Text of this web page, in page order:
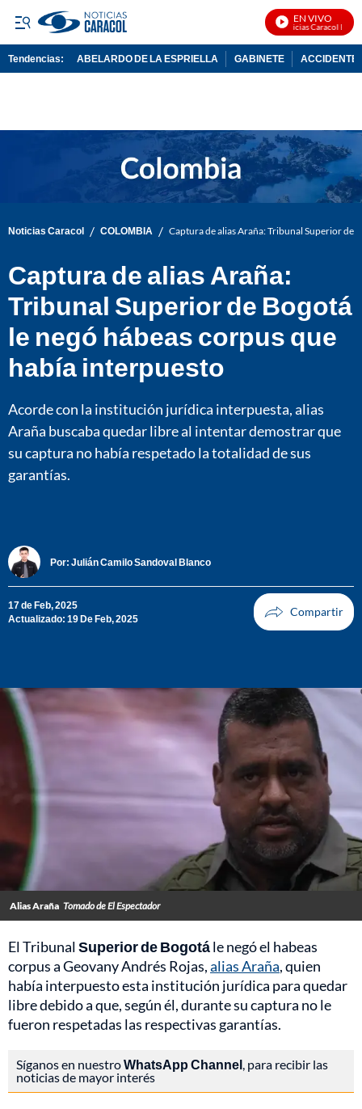
EN VIVO
Noticias Caracol En Vivo
Tendencias: ABELARDO DE LA ESPRIELLA GABINETE ACCIDENTE
Noticias Caracol / COLOMBIA / Captura de alias Araña: Tribunal Superior de
Captura de alias Araña:
Tribunal Superior de Bogotá
le negó hábeas corpus que
había interpuesto
Acorde con la institución jurídica interpuesta, alias
Araña buscaba quedar libre al intentar demostrar que
su captura no había respetado la totalidad de sus
garantías.
Por: Julián Camilo Sandoval Blanco
17 de Feb, 2025
Actualizado: 19 De Feb, 2025
Alias Araña Tomado de El Espectador
El TribunalSuperior de Bogotále negó el habeas
corpus a Geovany Andrés Rojas,alias Araña, quien
había interpuesto esta institución jurídica para quedar
libre debido a que, según él, durante su captura no le
fueron respetadas las respectivas garantías.
Síganos en nuestroWhatsApp Channel, para recibir las
noticias de mayor interés